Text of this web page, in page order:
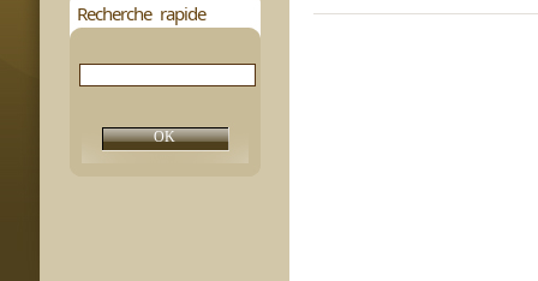
Recherche rapide